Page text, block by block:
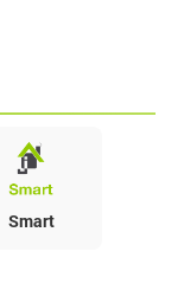
Smart